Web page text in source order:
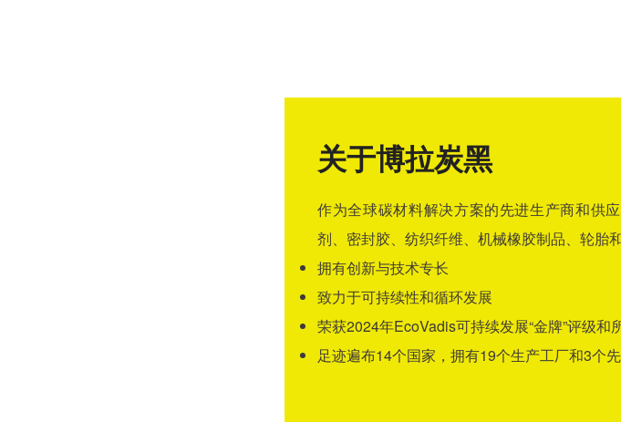
关于博拉炭黑
作为全球碳材料解决方案的先进生产商和供
剂、密封胶、纺织纤维、机械橡胶制品、轮胎
拥有创新与技术专长
致力于可持续性和循环发展
荣获2024年EcoVadis可持续发展“金牌”评级和
足迹遍布14个国家，拥有19个生产工厂和3个